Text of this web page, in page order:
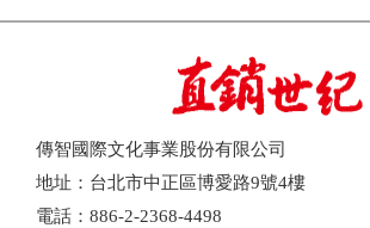
傳智國際文化事業股份有限公司
地址：台北市中正區博愛路9號4樓
電話：886-2-2368-4498